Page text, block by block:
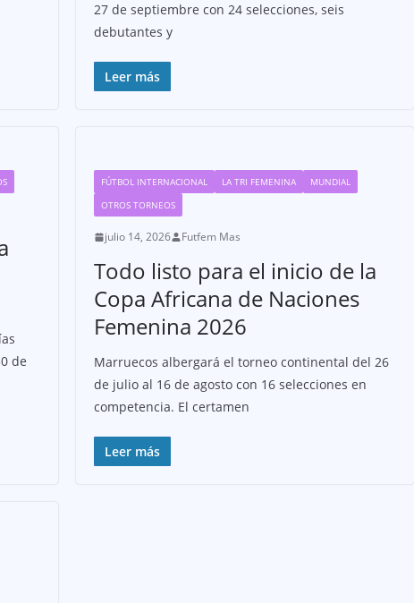
27 de septiembre con 24 selecciones, seis
debutantes y
Leer más
de
FÚTBOL INTERNACIONAL LA TRI FEMENINA
MUNDIAL
OTROS TORNEOS
julio 14, 2026 Futfem Mas
Todo listo para el inicio de la
Copa Africana de Naciones
Femenina 2026
Marruecos albergará el torneo continental del 26
de julio al 16 de agosto con 16 selecciones en
competencia. El certamen
Leer más